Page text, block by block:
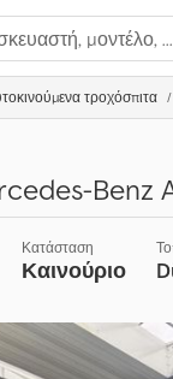
τροχόσπιτα
Benz
Κατάσταση
Καινούριο